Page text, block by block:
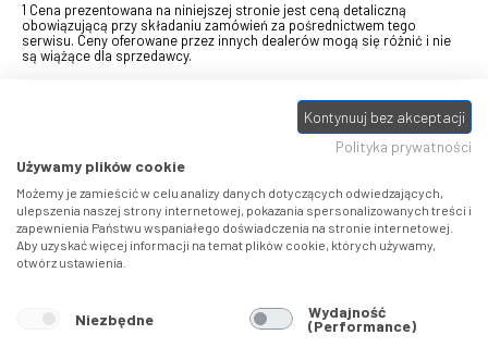
1 Cena prezentowana na niniejszej stronie jest ceną detaliczną
obowiązującą przy składaniu zamówień za pośrednictwem tego
serwisu. Ceny oferowane przez innych dealerów mogą się różnić i nie
są wiążące dla sprzedawcy.
swój bon" na towary z oferty VELO, aktualnie dostępnej na stronie
, w ramach sprzedaży premiowej. Dowiedz się jak
stronie promocji. Prezentowana wartość
eBonu uwzględnia fakt wyrażenia - w procesie rejestracji w Panelu
klienta- zgody na otrzymywanie drogą mailową informacji handlowo-
marketingowe, np. newsletter rowerowy. W przypadku braku zgody
wartość eBonu zostanie obniżona o 10 zł.
Pamiętaj, że eBony za produkty SIDI dotyczą zakupów w sklepach
SIDI Center, produkty Castelli zakupów w placówkach tworzących
Castelli Center.
Kontynuuj bez akceptacji
Polityka prywatności
Używamy plików cookie
Możemy je zamieścić w celu analizy danych dotyczących odwiedzających,
ulepszenia naszej strony internetowej, pokazania spersonalizowanych treści i
zapewnienia Państwu wspaniałego doświadczenia na stronie internetowej.
Aby uzyskać więcej informacji na temat plików cookie, których używamy,
otwórz ustawienia.
Niezbędne Wydajność
(Performance)